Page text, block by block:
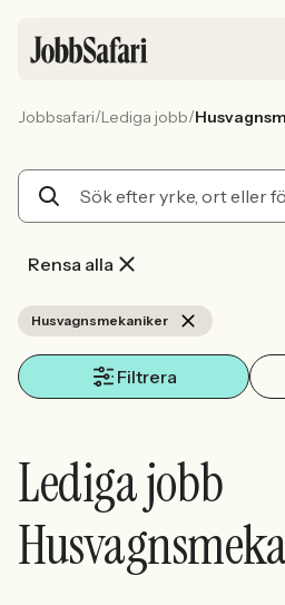
Arbetsliv och karriär
Sök med AI
Jobbsafari/Lediga jobb/
Rensa alla
Husvagnsmekaniker
Filtrera
Lediga jobb